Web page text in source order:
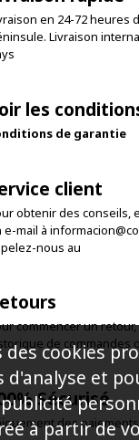
rapide
en 24-72 heures
les conditions
client
obtenir des conseils,
commencer un
de commandes
Sécurisé
cookies
d'analyse et
à partir de